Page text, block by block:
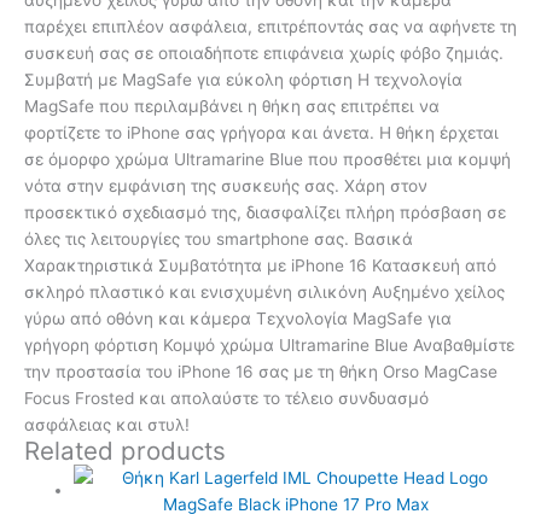
παρέχει επιπλέον ασφάλεια, επιτρέποντάς σας να αφήνετε τη
συσκευή σας σε οποιαδήποτε επιφάνεια χωρίς φόβο ζημιάς.
Συμβατή με MagSafe για εύκολη φόρτιση Η τεχνολογία
MagSafe που περιλαμβάνει η θήκη σας επιτρέπει να
φορτίζετε το iPhone σας γρήγορα και άνετα. Η θήκη έρχεται
σε όμορφο χρώμα Ultramarine Blue που προσθέτει μια κομψή
νότα στην εμφάνιση της συσκευής σας. Χάρη στον
προσεκτικό σχεδιασμό της, διασφαλίζει πλήρη πρόσβαση σε
όλες τις λειτουργίες του smartphone σας. Βασικά
Χαρακτηριστικά Συμβατότητα με iPhone 16 Κατασκευή από
σκληρό πλαστικό και ενισχυμένη σιλικόνη Αυξημένο χείλος
γύρω από οθόνη και κάμερα Τεχνολογία MagSafe για
γρήγορη φόρτιση Κομψό χρώμα Ultramarine Blue Αναβαθμίστε
την προστασία του iPhone 16 σας με τη θήκη Orso MagCase
Focus Frosted και απολαύστε το τέλειο συνδυασμό
ασφάλειας και στυλ!
Related products